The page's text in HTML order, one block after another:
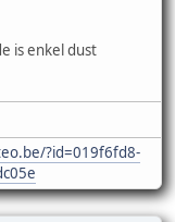
is enkel dust
?id=019f6fd8-